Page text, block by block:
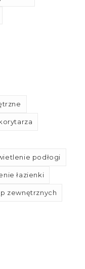
podłogi
łazienki
zewnętrznych